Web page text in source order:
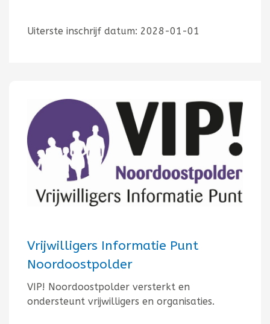
Uiterste inschrijf datum: 2028-01-01
Vrijwilligers Informatie Punt
Noordoostpolder
VIP! Noordoostpolder versterkt en
ondersteunt vrijwilligers en organisaties.